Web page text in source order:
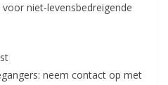
niet-levensbedreigende
neem contact op met